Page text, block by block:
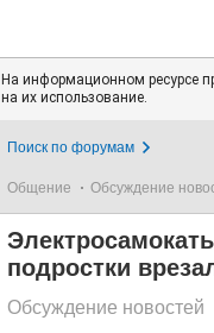
На информационном ресурсе
на их использование.
Поиск по форумам
Общение Обсуждение
подростки
Обсуждение новостей